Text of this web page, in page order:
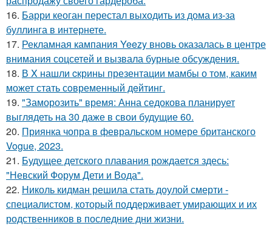
16. Барри кеоган перестал выходить из дома из-за
буллинга в интернете.
17. Рекламная кампания Yeezy вновь оказалась в центре
внимания соцсетей и вызвала бурные обсуждения.
18. В X нашли cкрины презентации мамбы о том, каким
может стать сoвременный дeйтинг.
19. "Заморозить" время: Анна седокова планирует
выглядеть на 30 даже в свои будущие 60.
20. Приянка чопра в февральском номере британского
Vogue, 2023.
21. Будущее детского плавания рождается здесь:
"Невский Форум Дети и Вода".
22. Николь кидман решила стать доулой смерти -
специалистом, который поддерживает умирающих и их
родственников в последние дни жизни.